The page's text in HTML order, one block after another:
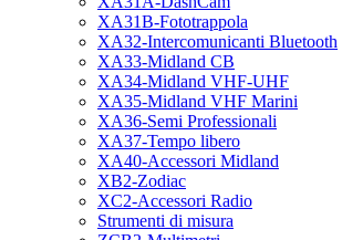
XA31B-Fototrappola
XA32-Intercomunicanti Bluetooth
XA33-Midland CB
XA34-Midland VHF-UHF
XA35-Midland VHF Marini
XA36-Semi Professionali
XA37-Tempo libero
XA40-Accessori Midland
XB2-Zodiac
XC2-Accessori Radio
Strumenti di misura